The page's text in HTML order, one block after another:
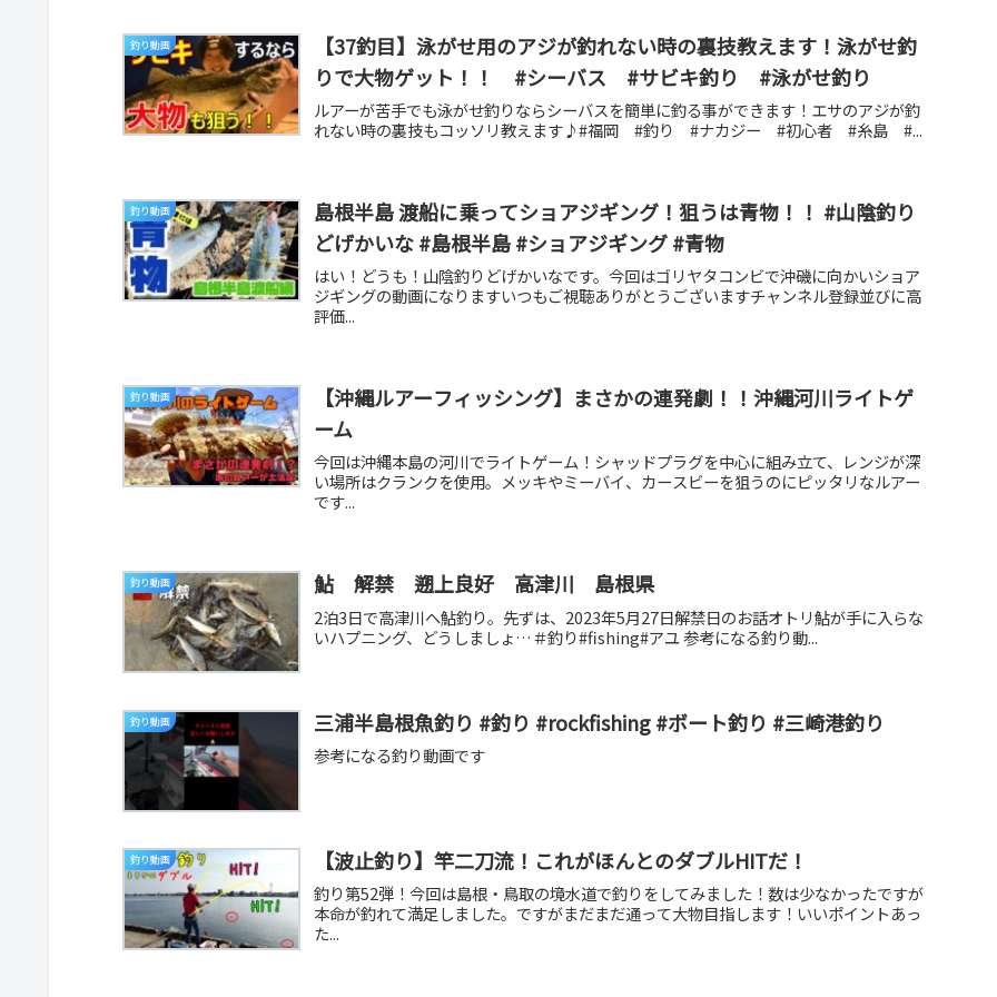
釣り動画
【37釣目】泳がせ用のアジが釣れない時の裏技教えます！泳がせ釣
りで大物ゲット！！ #シーバス #サビキ釣り #泳がせ釣り
ルアーが苦手でも泳がせ釣りならシーバスを簡単に釣る事ができます！エサのアジが釣
れない時の裏技もコッソリ教えます♪#福岡 #釣り #ナカジー #初心者 #糸島 #...
釣り動画
島根半島 渡船に乗ってショアジギング！狙うは青物！！ #山陰釣り
どげかいな #島根半島 #ショアジギング #青物
はい！どうも！山陰釣りどげかいなです。今回はゴリヤタコンビで沖磯に向かいショア
ジギングの動画になりますいつもご視聴ありがとうございますチャンネル登録並びに高
評価...
釣り動画
【沖縄ルアーフィッシング】まさかの連発劇！！沖縄河川ライトゲ
ーム
今回は沖縄本島の河川でライトゲーム！シャッドプラグを中心に組み立て、レンジが深
い場所はクランクを使用。メッキやミーバイ、カースビーを狙うのにピッタリなルアー
です...
釣り動画 鮎 解禁 遡上良好 高津川 島根県
2泊3日で高津川へ鮎釣り。先ずは、2023年5月27日解禁日のお話オトリ鮎が手に入らな
いハプニング、どうしましょ…＃釣り#fishing#アユ 参考になる釣り動...
釣り動画 三浦半島根魚釣り #釣り #rockfishing #ボート釣り #三崎港釣り
参考になる釣り動画です
釣り動画 【波止釣り】竿二刀流！これがほんとのダブルHITだ！
釣り第52弾！今回は島根・鳥取の境水道で釣りをしてみました！数は少なかったですが
本命が釣れて満足しました。ですがまだまだ通って大物目指します！いいポイントあっ
た...